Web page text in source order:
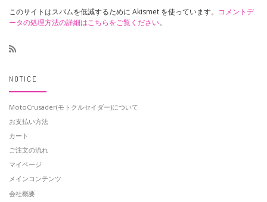
このサイトはスパムを低減するために Akismet を使っています。 コメントデ
ータの処理方法の詳細はこちらをご覧ください。
NOTICE
MotoCrusader(モトクルセイダー)について
お支払い方法
カート
ご注文の流れ
マイページ
メインコンテンツ
会社概要